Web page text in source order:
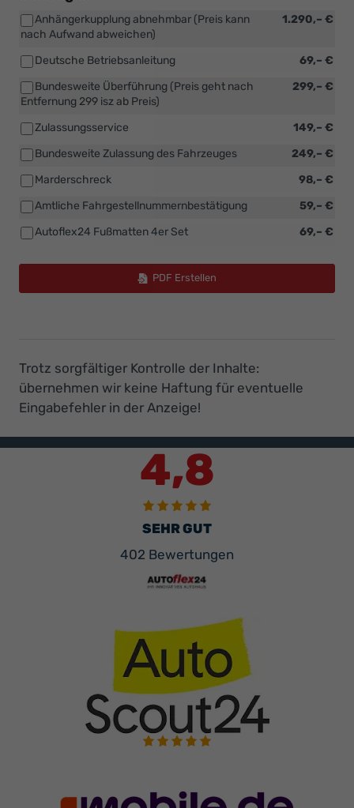
1.290,– €
Anhängerkupplung abnehmbar (Preis kann
nach Aufwand abweichen)
69,– €
Deutsche Betriebsanleitung
299,– €
Bundesweite Überführung (Preis geht nach
Entfernung 299 isz ab Preis)
149,– €
Zulassungsservice
249,– €
Bundesweite Zulassung des Fahrzeuges
98,– €
Marderschreck
59,– €
Amtliche Fahrgestellnummernbestätigung
69,– €
Autoflex24 Fußmatten 4er Set
PDF Erstellen
Trotz sorgfältiger Kontrolle der Inhalte:
übernehmen wir keine Haftung für eventuelle
Eingabefehler in der Anzeige!
4,8
SEHR GUT
402 Bewertungen